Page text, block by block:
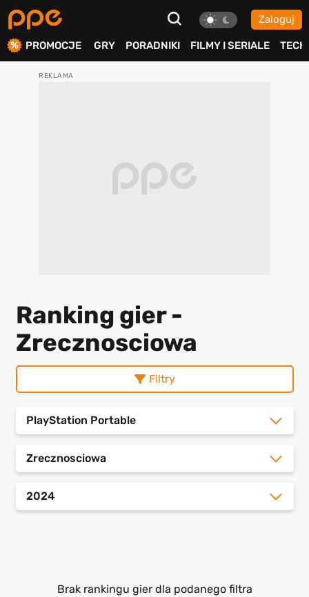
Zaloguj
PROMOCJE GRY PORADNIKI FILMY I SERIALE TECH
Ranking gier -
Zrecznosciowa
Filtry
PlayStation Portable
Zrecznosciowa
2024
Brak rankingu gier dla podanego filtra